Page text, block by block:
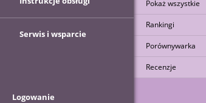
Pokaż wszystkie
Rankingi
Porównywarka
Recenzje
Serwis i wsparcie
Logowanie